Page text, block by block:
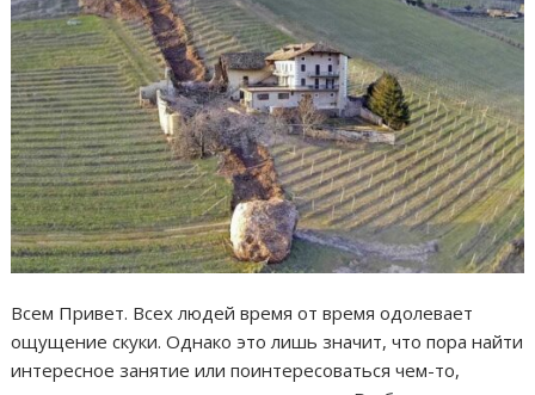
Всем Привет. Всех людей время от время одолевает
ощущение скуки. Однако это лишь значит, что пора найти
интересное занятие или поинтересоваться чем-то,